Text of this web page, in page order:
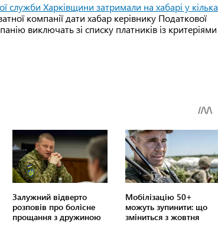
служби Харківщини затримали на хабарі у кілька
компанії дати хабар керівнику Податкової
виключать зі списку платників із критеріями